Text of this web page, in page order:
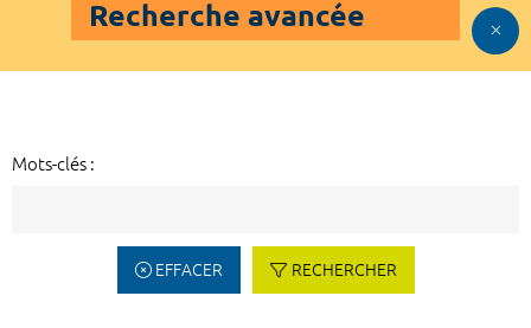
Recherche avancée
Mots-clés :
EFFACER RECHERCHER